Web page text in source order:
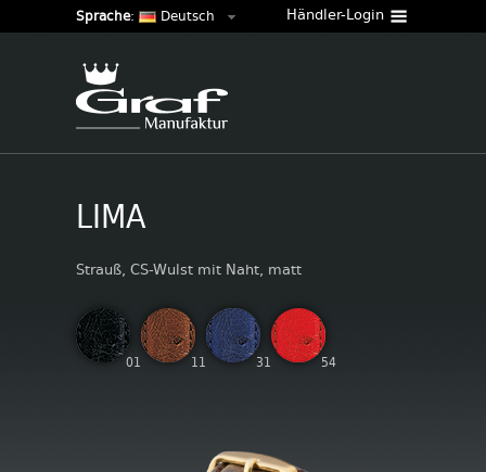
Sprache: Deutsch Händler-Login
LIMA
Strauß, CS-Wulst mit Naht, matt
01 11 31 54